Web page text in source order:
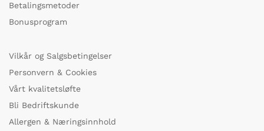
Betalingsmetoder
Bonusprogram
Vilkår og Salgsbetingelser
Personvern & Cookies
Vårt kvalitetsløfte
Bli Bedriftskunde
Allergen & Næringsinnhold